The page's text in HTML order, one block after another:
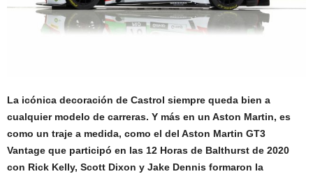
La icónica decoración de Castrol siempre queda bien a
cualquier modelo de carreras. Y más en un Aston Martin, es
como un traje a medida, como el del Aston Martin GT3
Vantage que participó en las 12 Horas de Balthurst de 2020
con Rick Kelly, Scott Dixon y Jake Dennis formaron la